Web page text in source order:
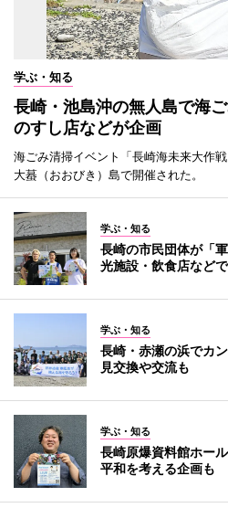
学ぶ・知る
長崎・池島沖の無人島で海
のすし店などが企画
海ごみ清掃イベント「長崎海未来大作
大蟇（おおびき）島で開催された。
学ぶ・知る
長崎の市民団体が「
光施設・飲食店など
学ぶ・知る
長崎・赤瀬の浜でカ
見交換や交流も
学ぶ・知る
長崎原爆資料館ホー
平和を考える企画も